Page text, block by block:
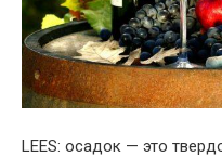
LEES: осадок — это